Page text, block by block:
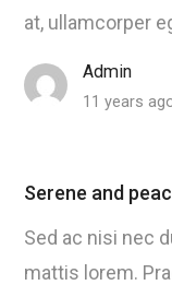
at, ullamcorper
Admin
11 years
Serene and
Sed ac nisi nec
mattis lorem.